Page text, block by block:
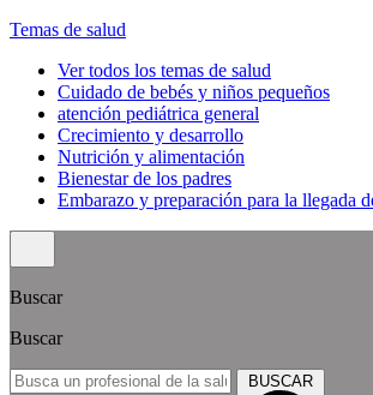
Temas de salud
Ver todos los temas de salud
Cuidado de bebés y niños pequeños
atención pediátrica general
Crecimiento y desarrollo
Nutrición y alimentación
Bienestar de los padres
Embarazo y preparación para la llegada
Buscar
Buscar
BUSCAR